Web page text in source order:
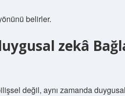
belirler.
zekâ
değil, aynı zamanda